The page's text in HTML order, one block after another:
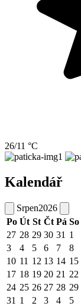
26/11 °C
Kalendář
Srpen2026
Po Út St Čt Pá So
27 28 29 30 31 1
3
4 5 6 7 8
10 11 12 13 14 15
17 18 19 20 21 22
24 25 26 27 28 29
31 1 2 3 4 5